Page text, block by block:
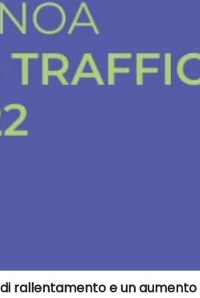
rallentamento e un aumento